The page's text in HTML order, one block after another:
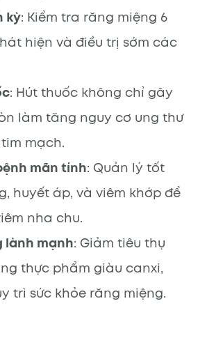
kỳ: Kiểm tra răng miệng 6
hiện và điều trị sớm các
: Hút thuốc không chỉ gây
làm tăng nguy cơ ung thư
mạch.
mãn tính: Quản lý tốt
huyết áp, và viêm khớp để
nha chu.
lành mạnh: Giảm tiêu thụ
thực phẩm giàu canxi,
trì sức khỏe răng miệng.